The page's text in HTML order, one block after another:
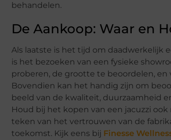
behandelen.
De Aankoop: Waar en
Als laatste is het tijd om daadwerkelijk
is het bezoeken van een fysieke
proberen, de grootte te beoordelen,
Bovendien kan het handig zijn om
beeld van de kwaliteit, duurzaamheid
Houd bij het kopen van een jacuzzi
teken van het vertrouwen van de
toekomst. Kijk eens bij Finesse